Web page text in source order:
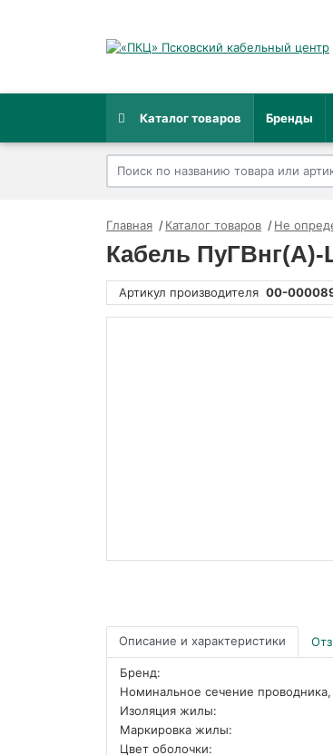
Каталог товаров Бренды
Главная Каталог товаров Не
Кабель ПуГВнг(A)-
Артикул производителя 00-
Описание и характеристики
Бренд:
Номинальное сечение
Изоляция жилы:
Маркировка жилы:
Цвет оболочки: